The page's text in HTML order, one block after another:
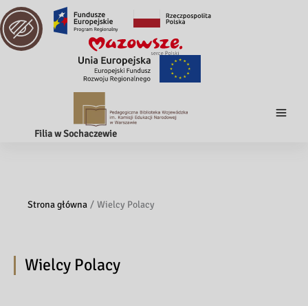
Filia w Sochaczewie
Strona główna Wielcy Polacy
Wielcy Polacy